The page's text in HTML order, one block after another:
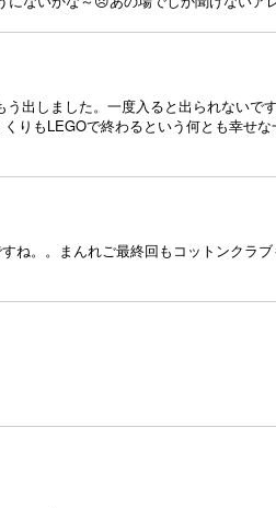
出しました。一度入ると出られない
りもLEGOで終わるという何とも幸せ
ね。。まんれご最終回もコットンクラ